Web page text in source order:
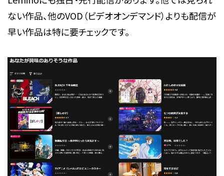
ない作品、他のVOD（ビデオオンデマンド）よりも配信が
早い作品は特に要チェックです。